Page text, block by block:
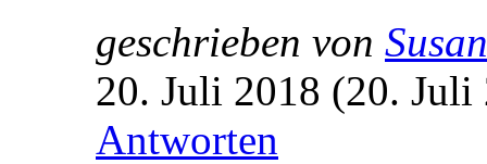
geschrieben von
20. Juli 2018 (20. Juli
Antworten